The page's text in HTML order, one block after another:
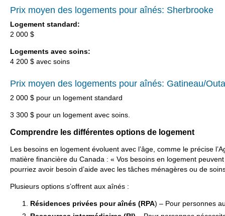
Prix moyen des logements pour aînés: Sherbrooke
Logement standard:
2 000 $
Logements avec soins:
4 200 $ avec soins
Prix moyen des logements pour aînés: Gatineau/
2 000 $ pour un logement standard
3 300 $ pour un logement avec soins.
Comprendre les différentes options de logement
Les besoins en logement évoluent avec l’âge, comme le précise
matière financière du Canada : « Vos besoins en logement
pourriez avoir besoin d’aide avec les tâches ménagères ou de
Plusieurs options s’offrent aux aînés :
Résidences privées pour aînés (RPA) – Pour personnes